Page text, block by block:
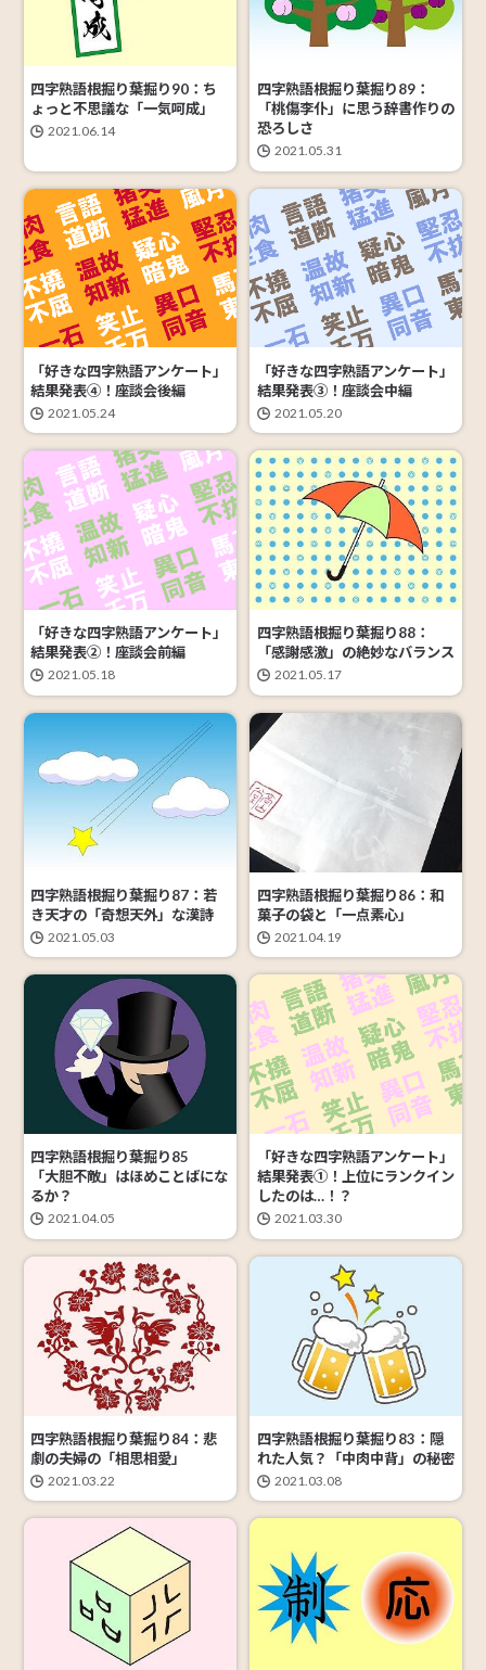
四字熟語根掘り葉掘り90：ち
ょっと不思議な「一気呵成」
2021.06.14
四字熟語根掘り葉掘り89：
「桃傷李仆」に思う辞書作りの
恐ろしさ
2021.05.31
「好きな四字熟語アンケート」
結果発表④！座談会後編
2021.05.24
「好きな四字熟語アンケート」
結果発表③！座談会中編
2021.05.20
「好きな四字熟語アンケート」
結果発表②！座談会前編
2021.05.18
四字熟語根掘り葉掘り88：
「感謝感激」の絶妙なバランス
2021.05.17
四字熟語根掘り葉掘り87：若
き天才の「奇想天外」な漢詩
2021.05.03
四字熟語根掘り葉掘り86：和
菓子の袋と「一点素心」
2021.04.19
四字熟語根掘り葉掘り85
「大胆不敵」はほめことばにな
るか？
2021.04.05
「好きな四字熟語アンケート」
結果発表①！上位にランクイン
したのは…！？
2021.03.30
四字熟語根掘り葉掘り84：悲
劇の夫婦の「相思相愛」
2021.03.22
四字熟語根掘り葉掘り83：隠
れた人気？「中肉中背」の秘密
2021.03.08